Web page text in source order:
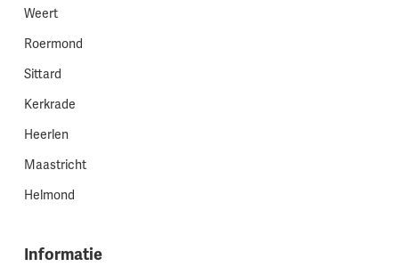
Weert
Roermond
Sittard
Kerkrade
Heerlen
Maastricht
Helmond
Informatie